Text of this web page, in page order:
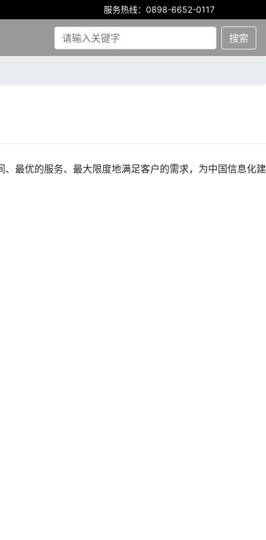
服务热线：0898-6652-0117
搜索
最优的服务、最大限度地满足客户的需求，为中国信息化建